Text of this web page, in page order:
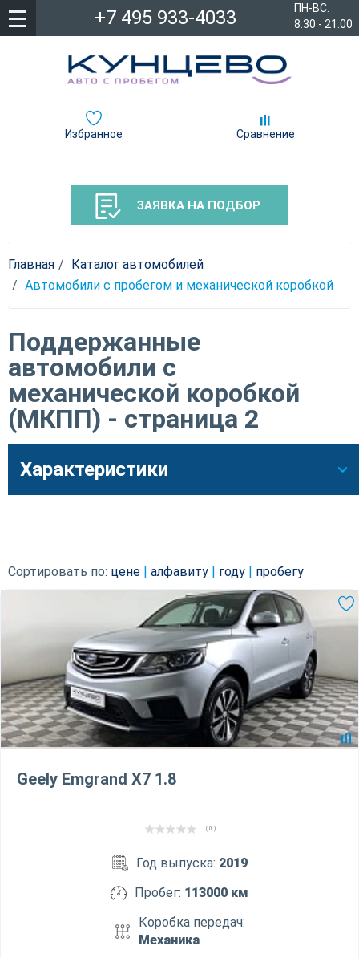
ПН-ВС:
8:30 - 21:00
+7 495 933-4033
Избранное Сравнение
ЗАЯВКА НА ПОДБОР
Главная
Каталог автомобилей
Автомобили с пробегом и механической коробкой
Поддержанные
автомобили с
механической коробкой
(МКПП) - страница 2
Характеристики
Сортировать по: цене алфавиту году пробегу
Geely Emgrand X7 1.8
( 0 )
Год выпуска: 2019
Пробег: 113000 км
Коробка передач:
Механика